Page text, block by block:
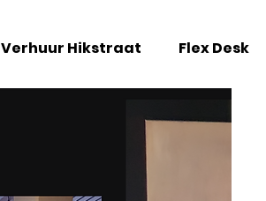
Verhuur Hikstraat Flex Desk